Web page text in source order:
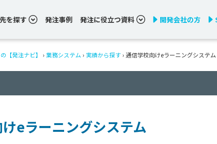
を探す 発注事例 発注に役立つ資料 開発会社の方
【発注ナビ】 › 業務システム › 実績から探す › 通信学校向けeラーニングシステム
eラーニングシステム